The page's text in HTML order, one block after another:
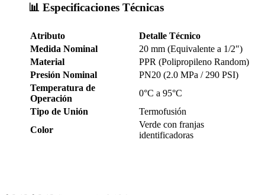
📊 Especificaciones Técnicas
Atributo
Detalle Técnico
Medida Nominal
20 mm (Equivalente a 1/2")
Material
PPR (Polipropileno Random)
Presión Nominal
PN20 (2.0 MPa / 290 PSI)
Temperatura de
Operación
0°C a 95°C
Tipo de Unión
Termofusión
Color
Verde con franjas
identificadoras